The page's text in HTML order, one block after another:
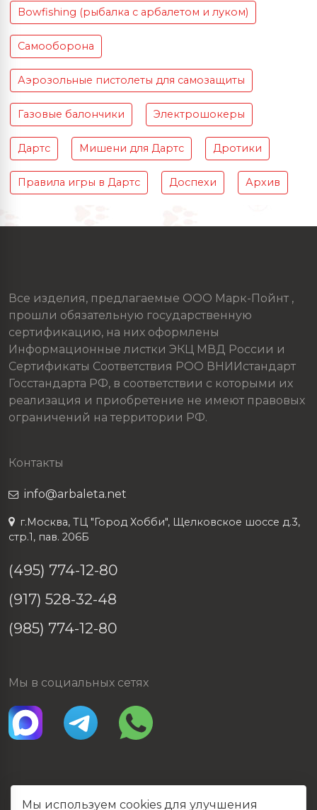
Bowfishing (рыбалка с арбалетом и луком)
Самооборона
Аэрозольные пистолеты для самозащиты
Газовые балончики Электрошокеры
Дартс Мишени для Дартс Дротики
Правила игры в Дартс Доспехи Архив
Все изделия, предлагаемые ООО Марк-Пойнт ,
прошли обязательную государственную
сертификацию, на них оформлены
Информационные листки ЭКЦ МВД России и
Сертификаты Соответствия РОО ВНИИстандарт
Госстандарта РФ, в соответствии с которыми их
реализация и приобретение не имеют правовых
ограничений на территории РФ.
Контакты
info@arbaleta.net
г.Москва, ТЦ "Город Хобби", Щелковское шоссе д.3,
стр.1, пав. 206Б
(495) 774-12-80
(917) 528-32-48
(985) 774-12-80
Мы в социальных сетях
Мы используем cookies для улучшения